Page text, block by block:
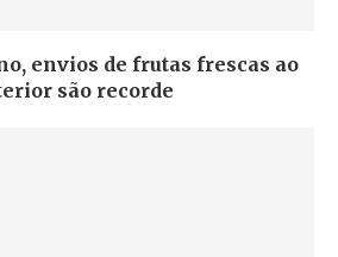
envios de frutas frescas ao
são recorde